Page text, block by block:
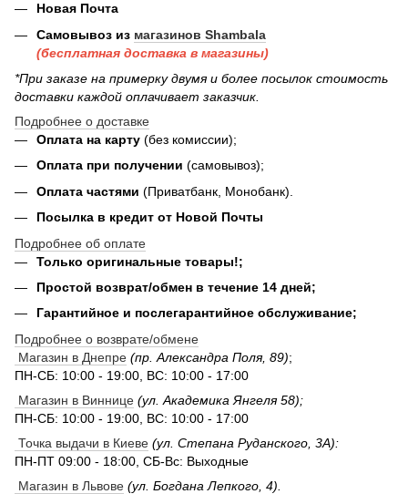
Новая Почта
Самовывоз из магазинов Shambala
(бесплатная доставка в магазины)
*При заказе на примерку двумя и более посылок стоимость
доставки каждой оплачивает заказчик.
Подробнее о доставке
Оплата на карту (без комиссии);
Оплата при получении (самовывоз);
Оплата частями (Приватбанк, Монобанк).
Посылка в кредит от Новой Почты
Подробнее об оплате
Только оригинальные товары!;
Простой возврат/обмен в течение 14 дней;
Гарантийное и послегарантийное обслуживание;
Подробнее о возврате/обмене
Магазин в Днепре (пр. Александра Поля, 89);
ПН-СБ: 10:00 - 19:00, ВС: 10:00 - 17:00
Магазин в Виннице (ул. Академика Янгеля 58);
ПН-СБ: 10:00 - 19:00, ВС: 10:00 - 17:00
Точка выдачи в Киеве (ул. Степана Руданского, 3А):
ПН-ПТ 09:00 - 18:00, СБ-Вс: Выходные
Магазин в Львове (ул. Богдана Лепкого, 4).